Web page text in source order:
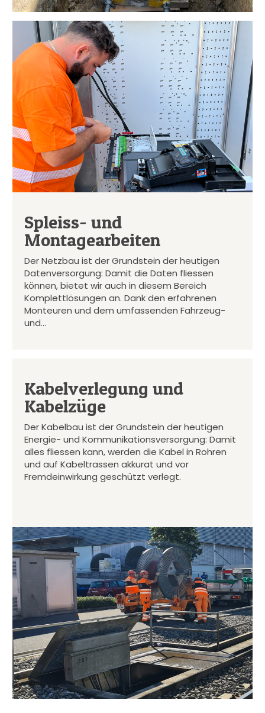
Spleiss- und
Montagearbeiten
Der Netzbau ist der Grundstein der heutigen
Datenversorgung: Damit die Daten fliessen
können, bietet wir auch in diesem Bereich
Komplettlösungen an. Dank den erfahrenen
Monteuren und dem umfassenden Fahrzeug-
und…
Kabelverlegung und
Kabelzüge
Der Kabelbau ist der Grundstein der heutigen
Energie- und Kommunikationsversorgung: Damit
alles fliessen kann, werden die Kabel in Rohren
und auf Kabeltrassen akkurat und vor
Fremdeinwirkung geschützt verlegt.